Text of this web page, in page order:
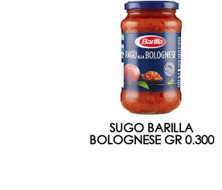
SUGO BARILLA
BOLOGNESE GR 0.300